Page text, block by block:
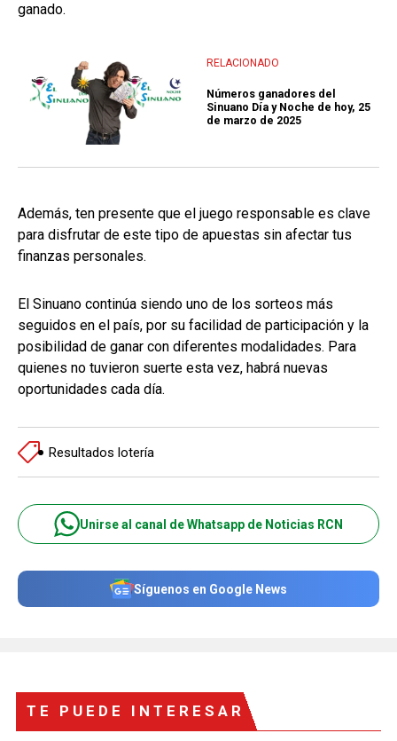
ganado.
RELACIONADO
Números ganadores del
Sinuano Día y Noche de hoy, 25
de marzo de 2025
Además, ten presente que el juego responsable es clave
para disfrutar de este tipo de apuestas sin afectar tus
finanzas personales.
El Sinuano continúa siendo uno de los sorteos más
seguidos en el país, por su facilidad de participación y la
posibilidad de ganar con diferentes modalidades. Para
quienes no tuvieron suerte esta vez, habrá nuevas
oportunidades cada día.
Resultados lotería
Unirse al canal de Whatsapp de Noticias RCN
Síguenos en Google News
TE PUEDE INTERESAR